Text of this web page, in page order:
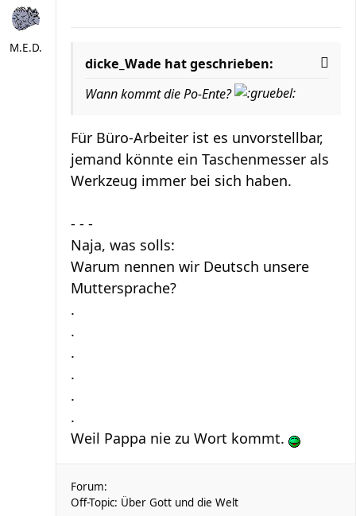
M.E.D.
dicke_Wade hat geschrieben:
Wann kommt die Po-Ente?
Für Büro-Arbeiter ist es unvorstellbar,
jemand könnte ein Taschenmesser als
Werkzeug immer bei sich haben.
- - -
Naja, was solls:
Warum nennen wir Deutsch unsere
Muttersprache?
.
.
.
.
.
.
Weil Pappa nie zu Wort kommt.
Forum:
Off-Topic: Über Gott und die Welt